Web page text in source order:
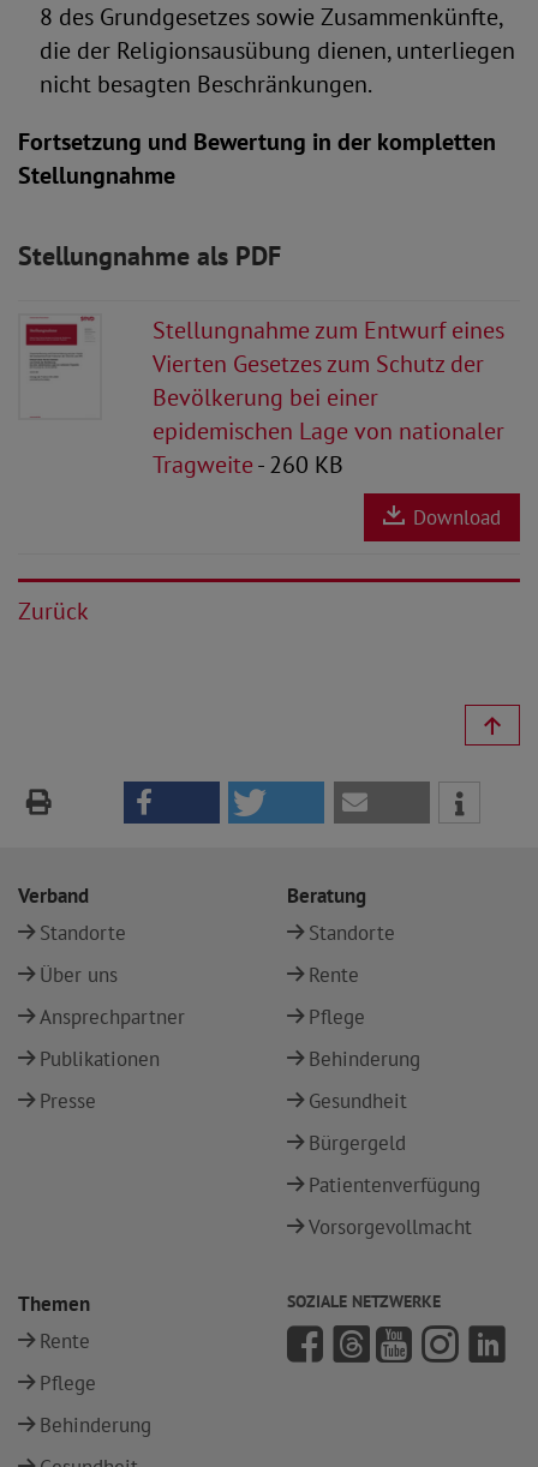
8 des Grundgesetzes sowie Zusammenkünfte,
die der Religionsausübung dienen, unterliegen
nicht besagten Beschränkungen.
Fortsetzung und Bewertung in der kompletten
Stellungnahme
Stellungnahme als PDF
Stellungnahme zum Entwurf eines
Vierten Gesetzes zum Schutz der
Bevölkerung bei einer
epidemischen Lage von nationaler
Tragweite- 260 KB
Download
Zurück
Verband
Standorte
Über uns
Ansprechpartner
Publikationen
Presse
Beratung
Standorte
Rente
Pflege
Behinderung
Gesundheit
Bürgergeld
Patientenverfügung
Vorsorgevollmacht
Themen
Rente
Pflege
Behinderung
SOZIALE NETZWERKE